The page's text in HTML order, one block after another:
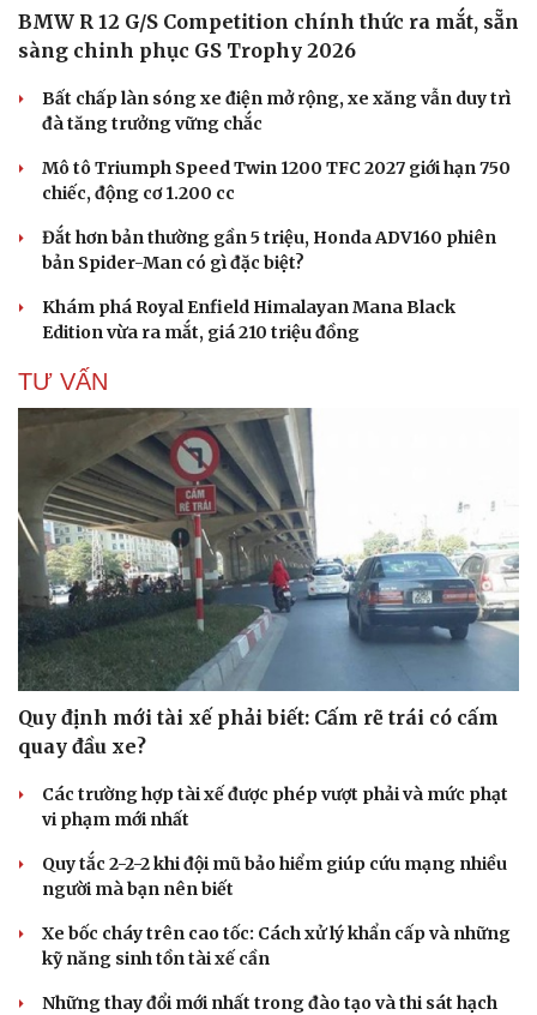
Cải chính
BMW R 12 G/S Competition chính thức ra mắt, sẵn
sàng chinh phục GS Trophy 2026
Bất chấp làn sóng xe điện mở rộng, xe xăng vẫn duy trì
đà tăng trưởng vững chắc
Mô tô Triumph Speed Twin 1200 TFC 2027 giới hạn 750
chiếc, động cơ 1.200 cc
Đắt hơn bản thường gần 5 triệu, Honda ADV160 phiên
bản Spider-Man có gì đặc biệt?
Khám phá Royal Enfield Himalayan Mana Black
Edition vừa ra mắt, giá 210 triệu đồng
TƯ VẤN
Quy định mới tài xế phải biết: Cấm rẽ trái có cấm
quay đầu xe?
Các trường hợp tài xế được phép vượt phải và mức phạt
vi phạm mới nhất
Quy tắc 2-2-2 khi đội mũ bảo hiểm giúp cứu mạng nhiều
người mà bạn nên biết
Xe bốc cháy trên cao tốc: Cách xử lý khẩn cấp và những
kỹ năng sinh tồn tài xế cần
Những thay đổi mới nhất trong đào tạo và thi sát hạch